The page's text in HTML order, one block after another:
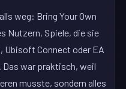
weg: Bring Your Own
Nutzern, Spiele, die sie
Ubisoft Connect oder EA
Das war praktisch, weil
musste, sondern alles